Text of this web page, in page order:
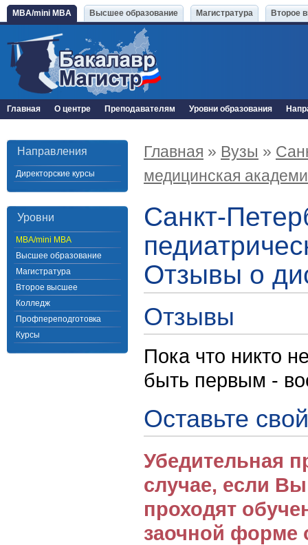
MBA/mini MBA Высшее образование Магистратура Второе
Главная О центре Преподавателям Уровни образования
Направления
Директорские курсы
Уровни
MBA/mini MBA
Высшее образование
Магистратура
Второе высшее
Колледж
Профпереподготовка
Курсы
Главная » Вузы »
медицинская
Санкт-
Отзывы о
Отзывы
Пока что никто
быть первым -
Оставьте
Убедительная
случае, если
проходят
заочной форме